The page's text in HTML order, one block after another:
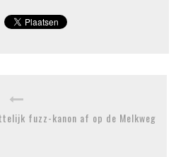
fuzz-kanon af op de Melkweg